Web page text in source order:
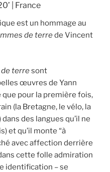
| France
est un hommage au
de terrede Vincent
de terresont
œuvres de Yann
pour la première fois,
(la Bretagne, le vélo, la
des langues qu’il ne
et qu’il monte “à
avec affection derrière
cette folle admiration
identification – se